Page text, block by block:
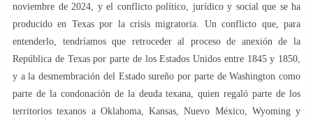
noviembre de 2024, y el conflicto político, jurídico y social que se ha
producido en Texas por la crisis migratoria. Un conflicto que, para
entenderlo, tendríamos que retroceder al proceso de anexión de la
República de Texas por parte de los Estados Unidos entre 1845 y 1850,
y a la desmembración del Estado sureño por parte de Washington como
parte de la condonación de la deuda texana, quien regaló parte de los
territorios texanos a Oklahoma, Kansas, Nuevo México, Wyoming y